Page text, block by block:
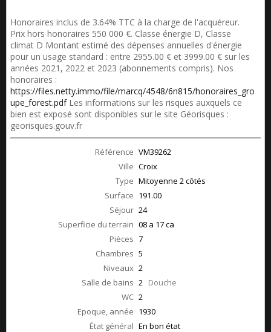
Honoraires inclus de 3.64% TTC à la charge de l'acquéreur.
Prix hors honoraires 550 000 €. Classe énergie D, Classe
climat D Montant estimé des dépenses annuelles d'énergie
pour un usage standard : entre 2955.00 € et 3999.00 € sur les
années 2021, 2022 et 2023 (abonnements compris). Nos
honoraires :
https://files.netty.immo/file/marcq/4548/6n815/honoraires_gro
upe_forest.pdfLes informations sur les risques auxquels ce
bien est exposé sont disponibles sur le site Géorisques :
georisques.gouv.fr
Référence VM39262
Ville Croix
Type Mitoyenne 2 côtés
Surface 191.00
Séjour 24
Superficie du terrain 08 a 17 ca
Pièces 7
Chambres 5
Niveaux 2
Salle de bains 2 Douche
WC 2
Epoque, année 1930
État général En bon état